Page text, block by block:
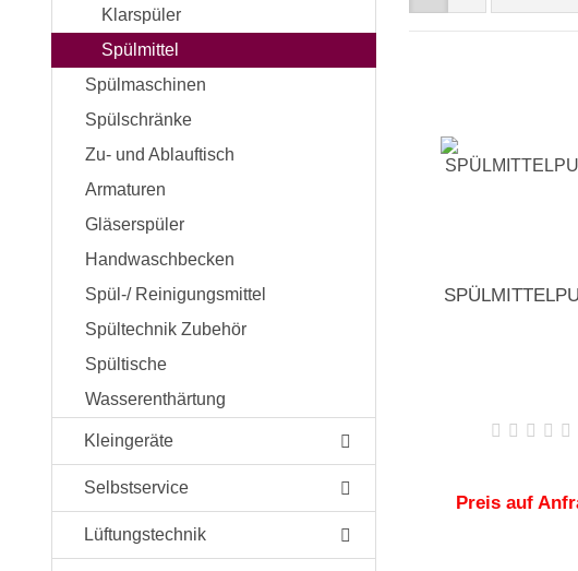
Preis auf
Klarspüler
Spülmittel
Spülmaschinen
Spülschränke
Zu- und Ablauftisch
Armaturen
Gläserspüler
Handwaschbecken
Spül-/ Reinigungsmittel
Spültechnik Zubehör
Spültische
Wasserenthärtung
Kleingeräte
Selbstservice
Lüftungstechnik